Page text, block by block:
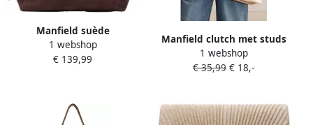
Manfield suède
schoudertas bruin
1 webshop
€ 139,99
Manfield clutch met studs
beige
1 webshop
€ 35,99 € 18,-